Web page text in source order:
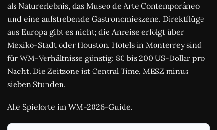
als Naturerlebnis, das Museo de Arte Contemporáneo
und eine aufstrebende Gastronomieszene. Direktflüge
aus Europa gibt es nicht; die Anreise erfolgt über
Mexiko-Stadt oder Houston. Hotels in Monterrey sind
für WM-Verhältnisse günstig: 80 bis 200 US-Dollar pro
Nacht. Die Zeitzone ist Central Time, MESZ minus
sieben Stunden.
Alle Spielorte im WM-2026-Guide.